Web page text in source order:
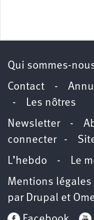
Qui sommes-
Contact -
- Les nôtres
Newsletter-
connecter-
L’hebdo - Le
Mentions
par Drupal et